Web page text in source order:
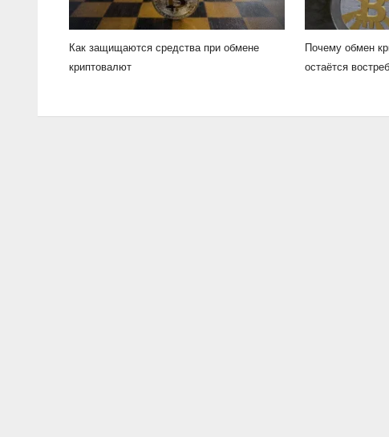
Как защищаются средства при обмене
криптовалют
Почему обмен
остаётся